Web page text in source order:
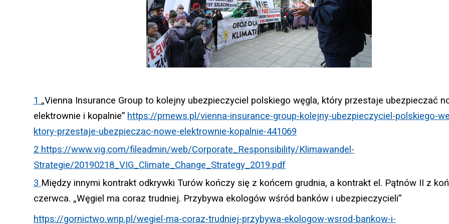
1 „Vienna Insurance Group to kolejny ubezpieczyciel polskiego węgla, który przestaje ubezpieczać
elektrownie i kopalnie” https://prnews.pl/vienna-insurance-group-kolejny-ubezpieczyciel-polskiego-
ktory-przestaje-ubezpieczac-nowe-elektrownie-kopalnie-441069
2 https://www.vig.com/fileadmin/web/Corporate_Responsibility/Klimawandel-
Strategie/20190218_VIG_Climate_Change_Strategy_2019.pdf
3 Między innymi kontrakt odkrywki Turów kończy się z końcem grudnia, a kontrakt el. Pątnów II z
czerwca. „Węgiel ma coraz trudniej. Przybywa ekologów wśród banków i ubezpieczycieli”
https://gornictwo.wnp.pl/wegiel-ma-coraz-trudniej-przybywa-ekologow-wsrod-bankow-i-